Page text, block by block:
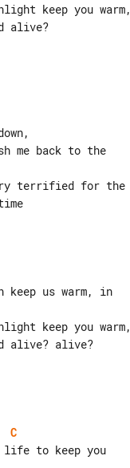
keep you warm,
me back to the
terrified for the
us warm, in
keep you warm,
C